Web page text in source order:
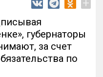
+
губернаторы
за счет
по